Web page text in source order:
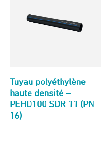
Tuyau polyéthylène
haute densité –
PEHD100 SDR 11 (PN
16)